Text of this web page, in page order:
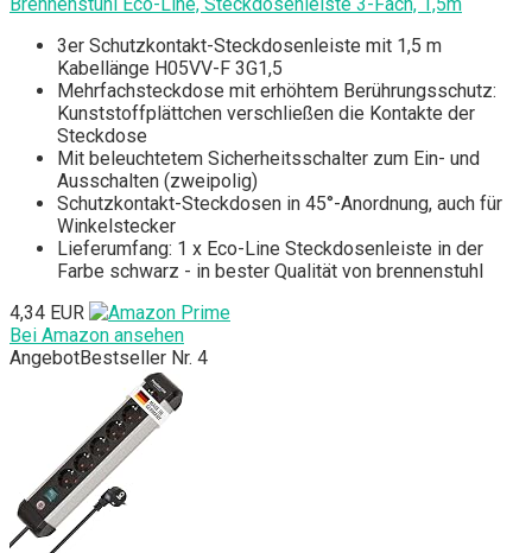
Brennenstuhl Eco-Line, Steckdosenleiste 3-Fach, 1,5m
3er Schutzkontakt-Steckdosenleiste mit 1,5 m
Kabellänge H05VV-F 3G1,5
Mehrfachsteckdose mit erhöhtem Berührungsschutz:
Kunststoffplättchen verschließen die Kontakte der
Steckdose
Mit beleuchtetem Sicherheitsschalter zum Ein- und
Ausschalten (zweipolig)
Schutzkontakt-Steckdosen in 45°-Anordnung, auch für
Winkelstecker
Lieferumfang: 1 x Eco-Line Steckdosenleiste in der
Farbe schwarz - in bester Qualität von brennenstuhl
4,34 EUR
Bei Amazon ansehen
AngebotBestseller Nr. 4